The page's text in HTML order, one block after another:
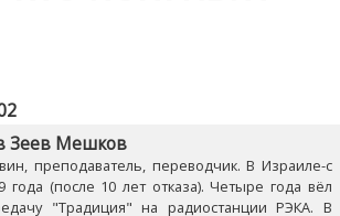
Зеев Мешков
преподаватель, переводчик. В Израиле-с
года (после 10 лет отказа). Четыре года вёл
"Традиция" на радиостанции РЭКА. В